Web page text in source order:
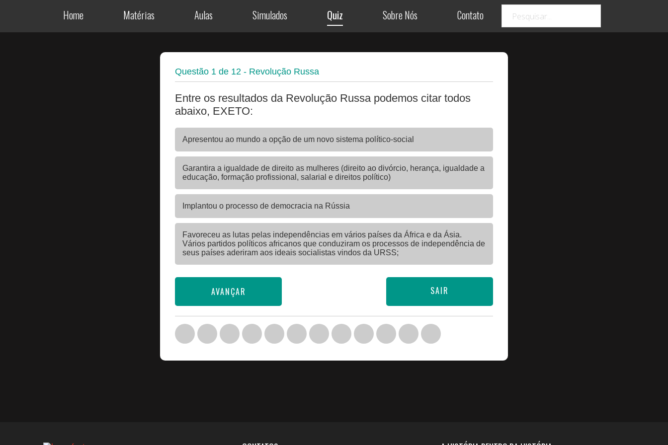
Home Matérias Aulas Simulados Quiz Sobre Nós Contato
Questão 1 de 12 - Revolução Russa
Entre os resultados da Revolução Russa podemos citar todos
abaixo, EXETO:
Apresentou ao mundo a opção de um novo sistema político-social
Garantira a igualdade de direito as mulheres (direito ao divórcio, herança, igualdade a
educação, formação profissional, salarial e direitos político)
Implantou o processo de democracia na Rússia
Favoreceu as lutas pelas independências em vários países da África e da Ásia.
Vários partidos políticos africanos que conduziram os processos de independência de
seus países aderiram aos ideais socialistas vindos da URSS;
AVANÇAR SAIR